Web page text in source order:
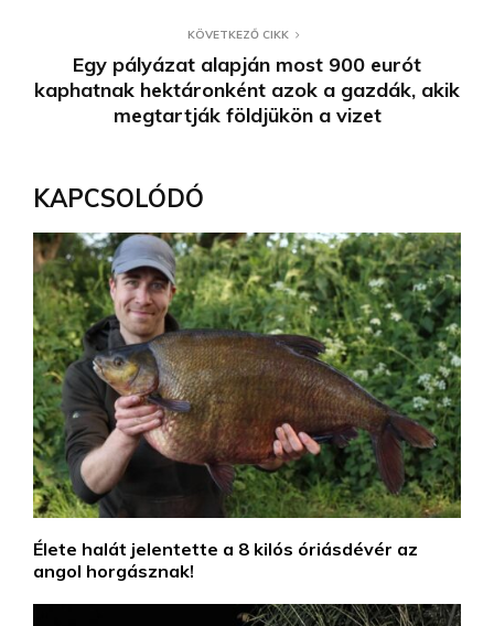
KÖVETKEZŐ CIKK
Egy pályázat alapján most 900 eurót
kaphatnak hektáronként azok a gazdák, akik
megtartják földjükön a vizet
KAPCSOLÓDÓ
Élete halát jelentette a 8 kilós óriásdévér az
angol horgásznak!